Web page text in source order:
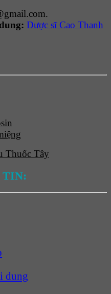
Dược sĩ Cao Thanh
Thuốc Tây
TIN:
dung